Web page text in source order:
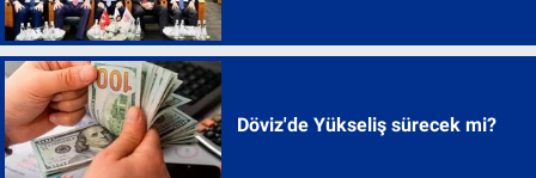
Döviz'de Yükseliş sürecek mi?